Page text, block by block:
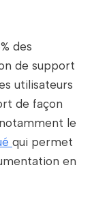
des
de support
utilisateurs
de façon
le
qui permet
en